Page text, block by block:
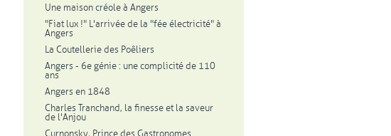
Une maison créole à Angers
"Fiat lux !" L'arrivée de la "fée électricité" à
Angers
La Coutellerie des Poêliers
Angers - 6e génie : une complicité de 110
ans
Angers en 1848
Charles Tranchand, la finesse et la saveur
de l'Anjou
Curnonsky, Prince des Gastronomes